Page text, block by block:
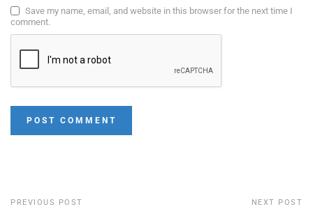
Save my name, email, and website in this browser for the next time I
comment.
PREVIOUS POST NEXT POST